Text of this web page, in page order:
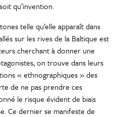
qu’invention.
telle qu’elle apparaît dans
sur les rives de la Baltique est
cherchant à donner une
on trouve dans leurs
« ethnographiques » des
de ne pas prendre ces
le risque évident de biais
Ce dernier se manifeste de